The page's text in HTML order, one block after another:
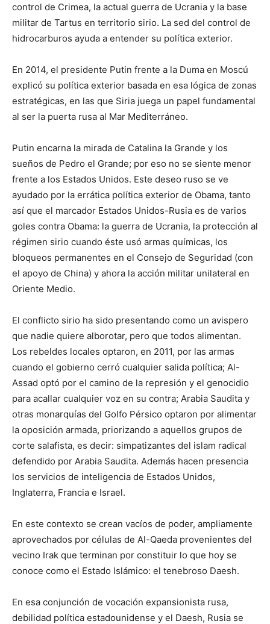
control de Crimea, la actual guerra de Ucrania y la base
militar de Tartus en territorio sirio. La sed del control de
hidrocarburos ayuda a entender su política exterior.
En 2014, el presidente Putin frente a la Duma en Moscú
explicó su política exterior basada en esa lógica de zonas
estratégicas, en las que Siria juega un papel fundamental
al ser la puerta rusa al Mar Mediterráneo.
Putin encarna la mirada de Catalina la Grande y los
sueños de Pedro el Grande; por eso no se siente menor
frente a los Estados Unidos. Este deseo ruso se ve
ayudado por la errática política exterior de Obama, tanto
así que el marcador Estados Unidos-Rusia es de varios
goles contra Obama: la guerra de Ucrania, la protección al
régimen sirio cuando éste usó armas químicas, los
bloqueos permanentes en el Consejo de Seguridad (con
el apoyo de China) y ahora la acción militar unilateral en
Oriente Medio.
El conflicto sirio ha sido presentando como un avispero
que nadie quiere alborotar, pero que todos alimentan.
Los rebeldes locales optaron, en 2011, por las armas
cuando el gobierno cerró cualquier salida política; Al-
Assad optó por el camino de la represión y el genocidio
para acallar cualquier voz en su contra; Arabia Saudita y
otras monarquías del Golfo Pérsico optaron por alimentar
la oposición armada, priorizando a aquellos grupos de
corte salafista, es decir: simpatizantes del islam radical
defendido por Arabia Saudita. Además hacen presencia
los servicios de inteligencia de Estados Unidos,
Inglaterra, Francia e Israel.
En este contexto se crean vacíos de poder, ampliamente
aprovechados por células de Al-Qaeda provenientes del
vecino Irak que terminan por constituir lo que hoy se
conoce como el Estado Islámico: el tenebroso Daesh.
En esa conjunción de vocación expansionista rusa,
debilidad política estadounidense y el Daesh, Rusia se